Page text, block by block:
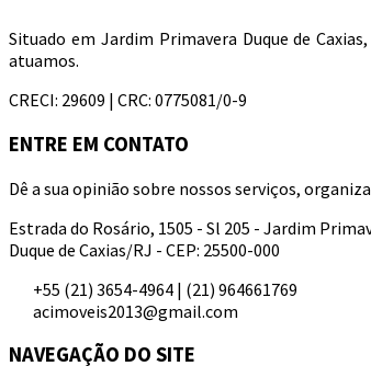
Situado em Jardim Primavera Duque de
atuamos.
CRECI: 29609 | CRC: 0775081/0-9
ENTRE EM CONTATO
Dê a sua opinião sobre nossos serviços,
Estrada do Rosário, 1505 - Sl 205 - Jardim
Duque de Caxias/RJ - CEP: 25500-000
+55 (21) 3654-4964 | (21) 964661769
acimoveis2013@gmail.com
NAVEGAÇÃO DO SITE